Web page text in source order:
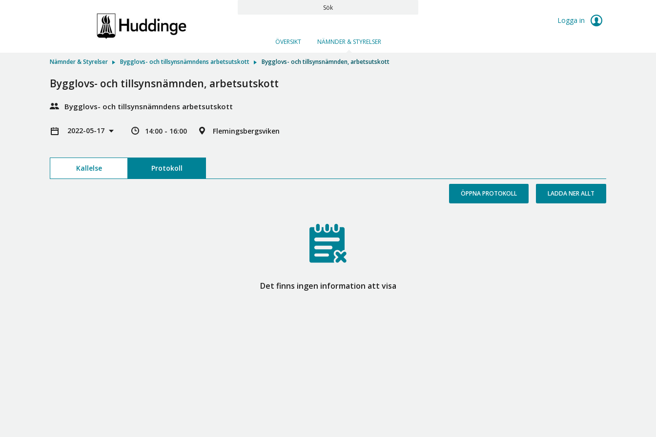
Sök
Logga in
ÖVERSIKT NÄMNDER & STYRELSER
Nämnder & Styrelser Bygglovs- och tillsynsnämndens arbetsutskott Bygglovs- och tillsynsnämnden, arbetsutskott
Bygglovs- och tillsynsnämnden, arbetsutskott
Bygglovs- och tillsynsnämndens arbetsutskott
2022-05-17 14:00 - 16:00 Flemingsbergsviken
Kallelse Protokoll
ÖPPNA PROTOKOLL LADDA NER ALLT
Det finns ingen information att visa